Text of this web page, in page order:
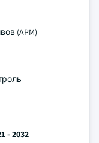
(APM)
- 2032